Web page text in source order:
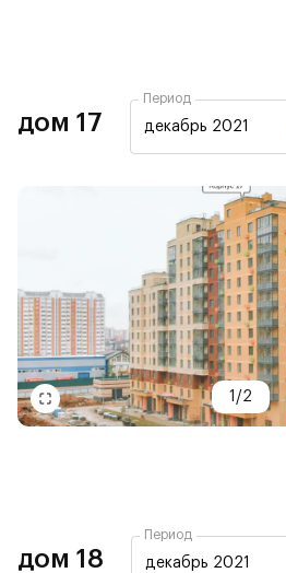
дом 17
Период
декабрь 2021
1 /2
дом 18
Период
декабрь 2021